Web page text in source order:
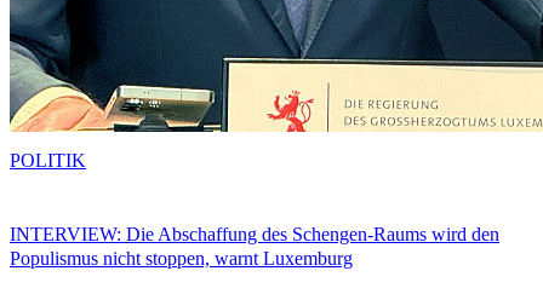
INTERVIEW: Die Abschaffung des Schengen-Raums wird den
Populismus nicht stoppen, warnt Luxemburg
POLITIK